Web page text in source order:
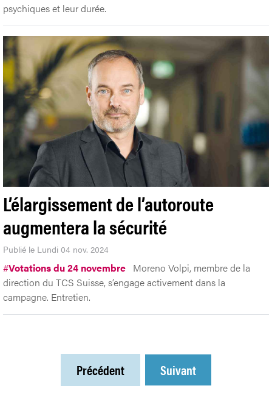
psychiques et leur durée.
L’élargissement de l’autoroute
augmentera la sécurité
Publié le Lundi 04 nov. 2024
#Votations du 24 novembre Moreno Volpi, membre de la
direction du TCS Suisse, s’engage activement dans la
campagne. Entretien.
Précédent Suivant